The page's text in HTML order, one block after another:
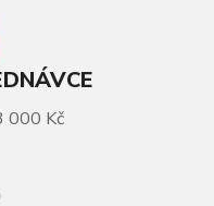
000 Kč